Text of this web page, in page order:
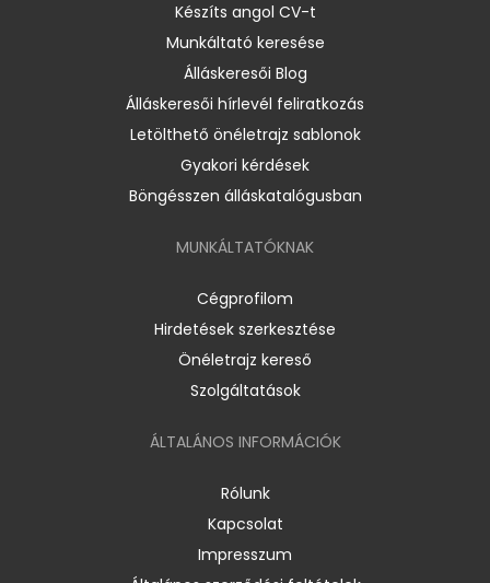
Készíts angol CV-t
Munkáltató keresése
Álláskeresői Blog
Álláskeresői hírlevél feliratkozás
Letölthető önéletrajz sablonok
Gyakori kérdések
Böngésszen álláskatalógusban
MUNKÁLTATÓKNAK
Cégprofilom
Hirdetések szerkesztése
Önéletrajz kereső
Szolgáltatások
ÁLTALÁNOS INFORMÁCIÓK
Rólunk
Kapcsolat
Impresszum